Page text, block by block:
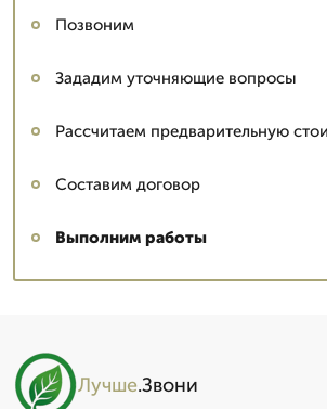
Позвоним
Зададим уточняющие вопросы
Рассчитаем предварительную
Составим договор
Выполним работы
Лучше.Звони